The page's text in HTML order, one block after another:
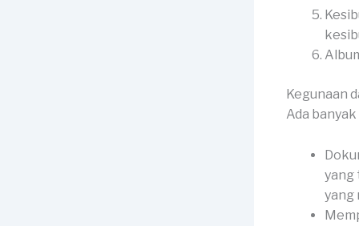
Kegunaan
Ada
yang
yang